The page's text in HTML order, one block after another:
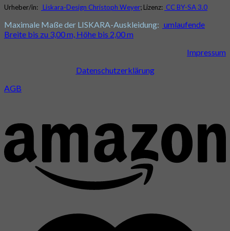
Urheber/in: Liskara-Design Christoph Weyer; Lizenz: CC BY-SA 3.0
Maximale Maße der LISKARA-Auskleidung: umlaufende
Breite bis zu 3,00 m, Höhe bis 2,00 m
Impressum
Datenschutzerklärung
AGB